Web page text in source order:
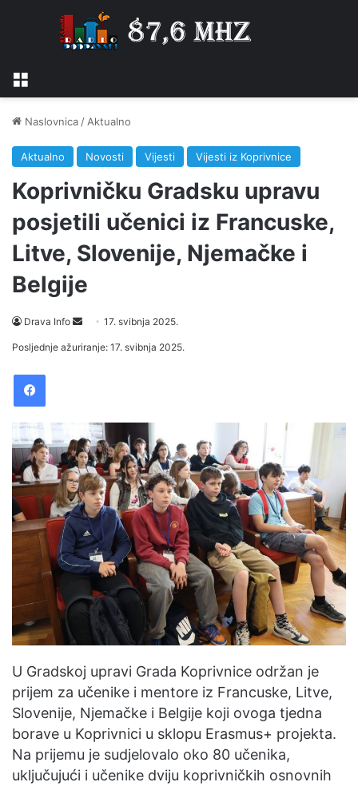
Naslovnica / Aktualno
Aktualno Novosti Vijesti Vijesti iz Koprivnice
Koprivničku Gradsku upravu
posjetili učenici iz Francuske,
Litve, Slovenije, Njemačke i
Belgije
Drava Info
e
m
a
i
l
17. svibnja 2025.
Posljednje ažuriranje: 17. svibnja 2025.
U Gradskoj upravi Grada Koprivnice održan je
prijem za učenike i mentore iz Francuske, Litve,
Slovenije, Njemačke i Belgije koji ovoga tjedna
borave u Koprivnici u sklopu Erasmus+ projekta.
Na prijemu je sudjelovalo oko 80 učenika,
uključujući i učenike dviju koprivničkih osnovnih